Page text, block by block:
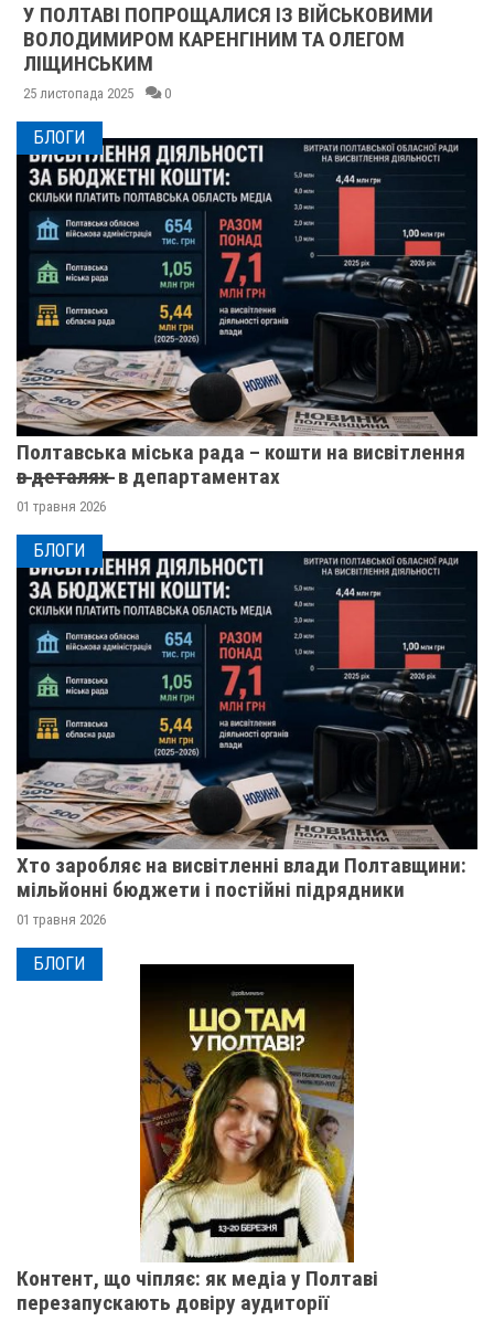
У ПОЛТАВІ ПОПРОЩАЛИСЯ ІЗ ВІЙСЬКОВИМИ
ВОЛОДИМИРОМ КАРЕНГІНИМ ТА ОЛЕГОМ
ЛІЩИНСЬКИМ
25 листопада 2025 0
БЛОГИ
Полтавська міська рада – кошти на висвітлення
в̶ ̶д̶е̶т̶а̶л̶я̶х̶ ̶ в департаментах
01 травня 2026
БЛОГИ
Хто заробляє на висвітленні влади Полтавщини:
мільйонні бюджети і постійні підрядники
01 травня 2026
БЛОГИ
Контент, що чіпляє: як медіа у Полтаві
перезапускають довіру аудиторії